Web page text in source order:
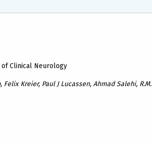
of Clinical Neurology
Felix Kreier, Paul J Lucassen, Ahmad Salehi, R.M.